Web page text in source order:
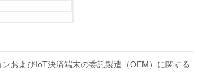
およびIoT決済端末の委託製造（OEM）に関する